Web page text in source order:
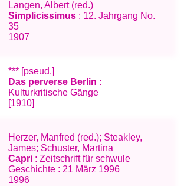
Langen, Albert (red.)
Simplicissimus : 12. Jahrgang No.
35
1907
*** [pseud.]
Das perverse Berlin :
Kulturkritische Gänge
[1910]
Herzer, Manfred (red.); Steakley,
James; Schuster, Martina
Capri : Zeitschrift für schwule
Geschichte : 21 März 1996
1996